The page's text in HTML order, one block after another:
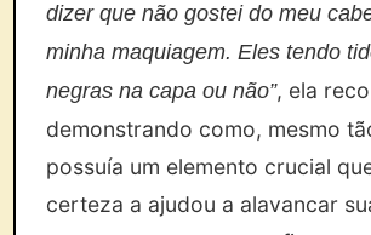
dizer que não gostei do meu
minha maquiagem. Eles tendo
negras na capa ou não”, ela
demonstrando como, mesmo
possuía um elemento crucial
certeza a ajudou a alavancar